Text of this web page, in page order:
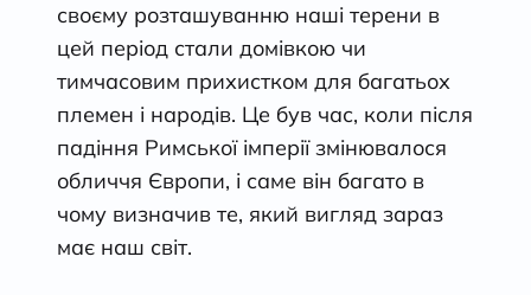
своєму розташуванню наші терени в
цей період стали домівкою чи
тимчасовим прихистком для багатьох
племен і народів. Це був час, коли після
падіння Римської імперії змінювалося
обличчя Європи, і саме він багато в
чому визначив те, який вигляд зараз
має наш світ.